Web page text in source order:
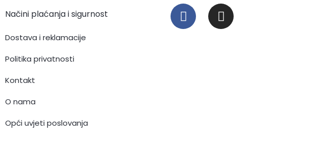
Načini plaćanja i sigurnost
Dostava i reklamacije
Politika privatnosti
Kontakt
O nama
Opći uvjeti poslovanja
F
a
c
I
n
s